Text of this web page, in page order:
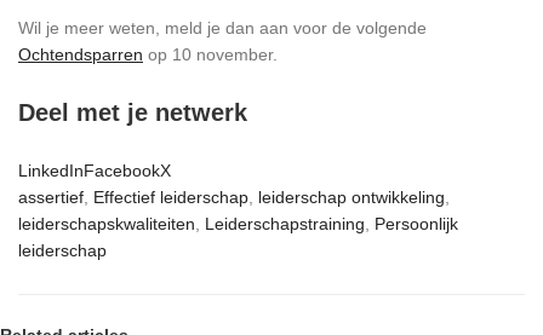
Wil je meer weten, meld je dan aan voor de volgende
Ochtendsparren op 10 november.
Deel met je netwerk
LinkedInFacebookX
assertief Effectief leiderschap leiderschap ontwikkeling
leiderschapskwaliteiten
Leiderschapstraining
Persoonlijk
leiderschap